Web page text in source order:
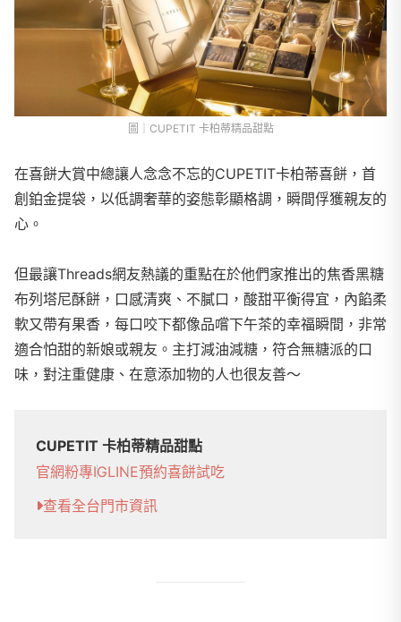
圖｜CUPETIT 卡柏蒂精品甜點
在喜餅大賞中總讓人念念不忘的CUPETIT卡柏蒂喜餅，首
創鉑金提袋，以低調奢華的姿態彰顯格調，瞬間俘獲親友的
心。
但最讓Threads網友熱議的重點在於他們家推出的焦香黑糖
布列塔尼酥餅，口感清爽、不膩口，酸甜平衡得宜，內餡柔
軟又帶有果香，每口咬下都像品嚐下午茶的幸福瞬間，非常
適合怕甜的新娘或親友。主打減油減糖，符合無糖派的口
味，對注重健康、在意添加物的人也很友善～
CUPETIT 卡柏蒂精品甜點
官網粉專IGLINE預約喜餅試吃
查看全台門市資訊